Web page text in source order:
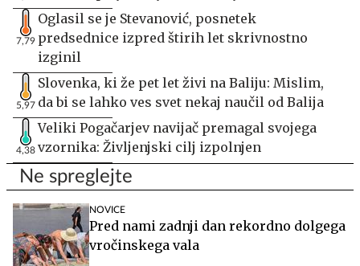
7,79
Oglasil se je Stevanović, posnetek
predsednice izpred štirih let skrivnostno
izginil
5,97
Slovenka, ki že pet let živi na Baliju: Mislim,
da bi se lahko ves svet nekaj naučil od Balija
4,38
Veliki Pogačarjev navijač premagal svojega
vzornika: Življenjski cilj izpolnjen
Ne spreglejte
NOVICE
Pred nami zadnji dan rekordno dolgega
vročinskega vala